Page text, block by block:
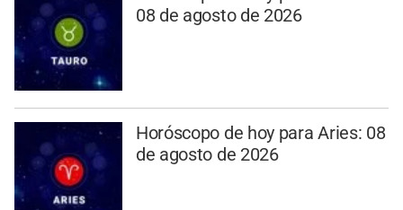
08 de agosto de 2026
Horóscopo de hoy para Aries: 08
de agosto de 2026